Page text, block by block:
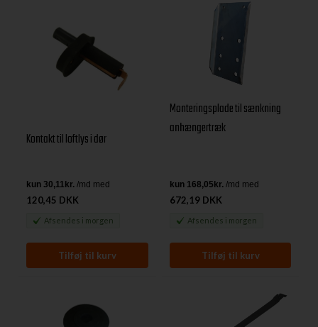
Kontakt til loftlys i dør
120,45 DKK
Afsendes i morgen
Monteringsplade til sænkning
anhængertræk
672,19 DKK
Afsendes i morgen